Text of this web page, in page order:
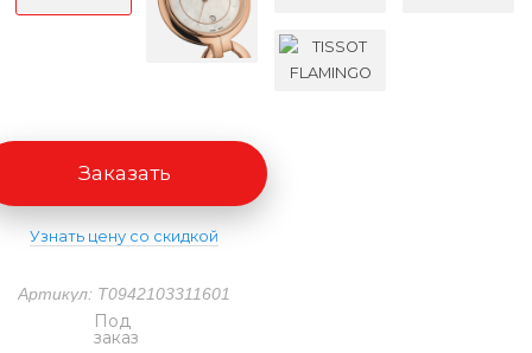
Артикул: T0942103311601
Под
заказ
Заказать
Узнать цену со скидкой